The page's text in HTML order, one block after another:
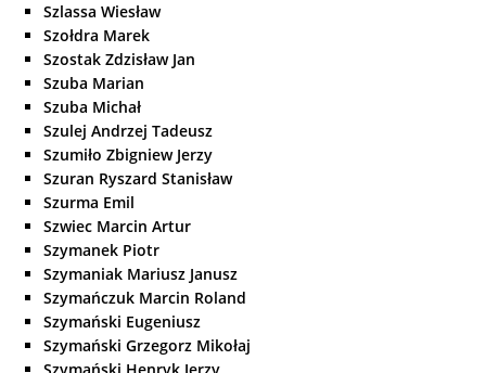
Szlassa Wiesław
Szołdra Marek
Szostak Zdzisław Jan
Szuba Marian
Szuba Michał
Szulej Andrzej Tadeusz
Szumiło Zbigniew Jerzy
Szuran Ryszard Stanisław
Szurma Emil
Szwiec Marcin Artur
Szymanek Piotr
Szymaniak Mariusz Janusz
Szymańczuk Marcin Roland
Szymański Eugeniusz
Szymański Grzegorz Mikołaj